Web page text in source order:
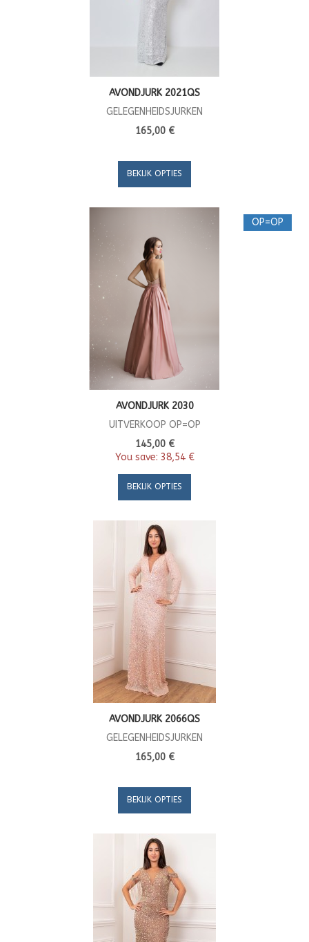
AVONDJURK 2021QS
GELEGENHEIDSJURKEN
165,00 €
BEKIJK OPTIES
OP=OP
AVONDJURK 2030
UITVERKOOP OP=OP
145,00 €
You save: 38,54 €
BEKIJK OPTIES
AVONDJURK 2066QS
GELEGENHEIDSJURKEN
165,00 €
BEKIJK OPTIES